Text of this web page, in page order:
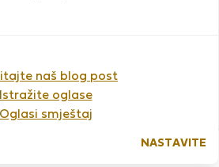
naš blog post
Istražite oglase
Oglasi smještaj
NASTAVITE